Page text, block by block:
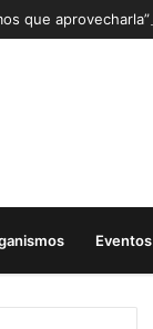
que aprovecharla”
Eventos